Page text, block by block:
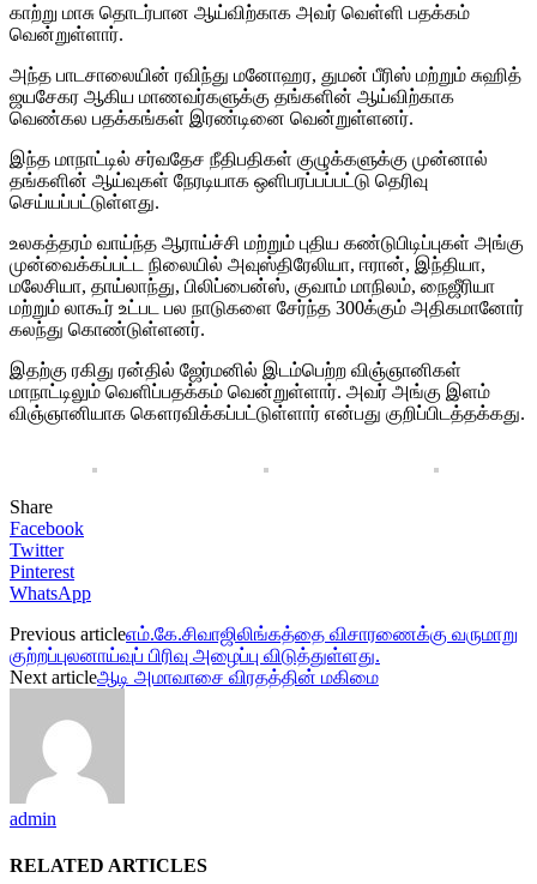
காற்று மாசு தொடர்பான ஆய்விற்காக அவர் வெள்ளி பதக்கம்
வென்றுள்ளார்.
அந்த பாடசாலையின் ரவிந்து மனோஹர, துமன் பீரிஸ் மற்றும் சுஹித்
ஜயசேகர ஆகிய மாணவர்களுக்கு தங்களின் ஆய்விற்காக
வெண்கல பதக்கங்கள் இரண்டினை வென்றுள்ளனர்.
இந்த மாநாட்டில் சர்வதேச நீதிபதிகள் குழுக்களுக்கு முன்னால்
தங்களின் ஆய்வுகள் நேரடியாக ஒளிபரப்பப்பட்டு தெரிவு
செய்யப்பட்டுள்ளது.
உலகத்தரம் வாய்ந்த ஆராய்ச்சி மற்றும் புதிய கண்டுபிடிப்புகள் அங்கு
முன்வைக்கப்பட்ட நிலையில் அவுஸ்திரேலியா, ஈரான், இந்தியா,
மலேசியா, தாய்லாந்து, பிலிப்பைன்ஸ், குவாம் மாநிலம், நைஜீரியா
மற்றும் லாகூர் உட்பட பல நாடுகளை சேர்ந்த 300க்கும் அதிகமானோர்
கலந்து கொண்டுள்ளனர்.
இதற்கு ரகிது ரன்தில் ஜேர்மனில் இடம்பெற்ற விஞ்ஞானிகள்
மாநாட்டிலும் வெளிப்பதக்கம் வென்றுள்ளார். அவர் அங்கு இளம்
விஞ்ஞானியாக கௌரவிக்கப்பட்டுள்ளார் என்பது குறிப்பிடத்தக்கது.
Share
Facebook
Twitter
Pinterest
WhatsApp
Previous articleஎம்.கே.சிவாஜிலிங்கத்தை விசாரணைக்கு வருமாறு
குற்றப்புலனாய்வுப் பிரிவு அழைப்பு விடுத்துள்ளது.
Next articleஆடி அமாவாசை விரதத்தின் மகிமை
admin
RELATED ARTICLES